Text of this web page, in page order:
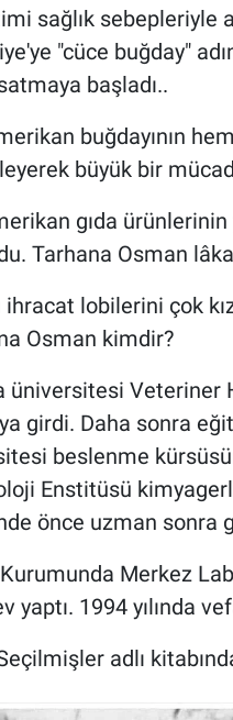
sağlık sebepleriyle
"cüce buğday"
başladı..
buğdayının
büyük bir
gıda
Tarhana Osman
lobilerini çok
Osman kimdir?
üniversitesi
girdi. Daha sonra
beslenme
Enstitüsü
önce uzman sonra
Merkez
yaptı. 1994 yılında
adlı